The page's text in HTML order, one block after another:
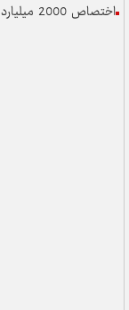
اختصاص 2000 میلیارد تومان جهت تقویت زنجیره ارزش کشاورزی همدان